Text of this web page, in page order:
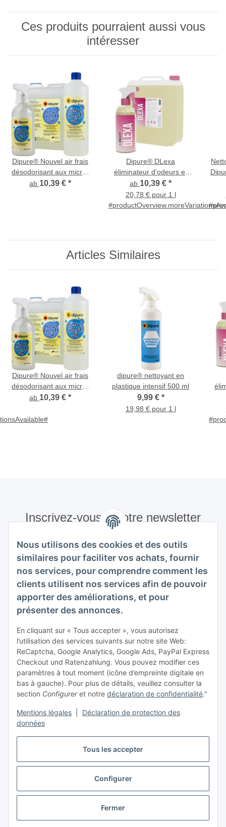
Tous les accepter
Configurer
Fermer
Nous utilisons des cookies et des outils
similaires pour faciliter vos achats, fournir
nos services, pour comprendre comment les
clients utilisent nos services afin de pouvoir
apporter des améliorations, et pour
présenter des annonces.
En cliquant sur « Tous accepter », vous autorisez
l’utilisation des services suivants sur notre site Web:
ReCaptcha, Google Analytics, Google Ads, PayPal Express
Checkout und Ratenzahlung. Vous pouvez modifier ces
paramètres à tout moment (icône d’empreinte digitale en
bas à gauche). Pour plus de détails, veuillez consulter la
section Configureret notre déclaration de confidentialité."
Mentions légales
Déclaration de protection des
données
Ces produits pourraient aussi vous
intéresser
Dipure® Nouvel air frais
désodorisant aux micro-
organismes
ab 10,39 € *
Dipure® DLexa
éliminateur d'odeurs et
nettoyant pour tapis,
textiles et chaussures
ab 10,39 € *
20,78 € pour 1 l
Articles Similaires
Dipure® Nouvel air frais
désodorisant aux micro-
organismes
ab 10,39 € *
dipure® nettoyant en
plastique intensif 500 ml
9,99 € *
19,98 € pour 1 l
Inscrivez-vous à notre newsletter
S'abonner
conformément à votrepolitique de confidentialité, des
informations sur votre gamme de produits par e-mail.
S'abonner
Inscrivez-vous à notre newsletter S'abonner
infos acheteur
Informations
Mentions légales